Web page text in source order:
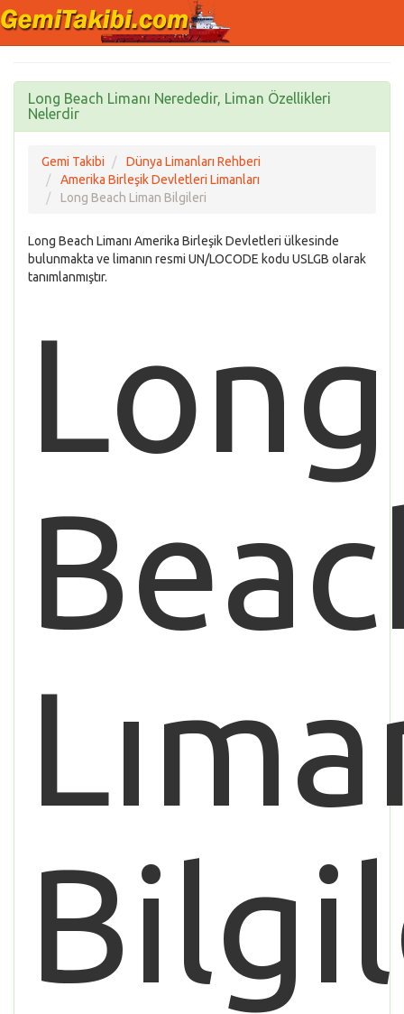
Long Beach Limanı Nerededir, Liman Özellikleri
Nelerdir
Gemi Takibi
Dünya Limanları Rehberi
Amerika Birleşik Devletleri Limanları
Long Beach Liman Bilgileri
Long Beach Limanı Amerika Birleşik Devletleri ülkesinde
bulunmakta ve limanın resmi UN/LOCODE kodu USLGB olarak
tanımlanmıştır.
Long